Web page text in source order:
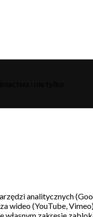
analitycznych
wideo (YouTube,